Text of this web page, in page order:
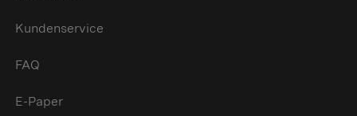
Kundenservice
FAQ
E-Paper